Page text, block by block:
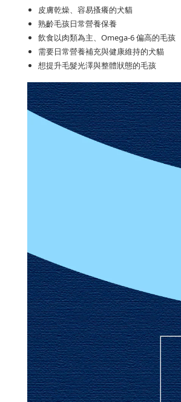
皮膚乾燥、容易搔癢的犬貓
熟齡毛孩日常營養保養
飲食以肉類為主、Omega-6 偏高的毛孩
需要日常營養補充與健康維持的犬貓
想提升毛髮光澤與整體狀態的毛孩